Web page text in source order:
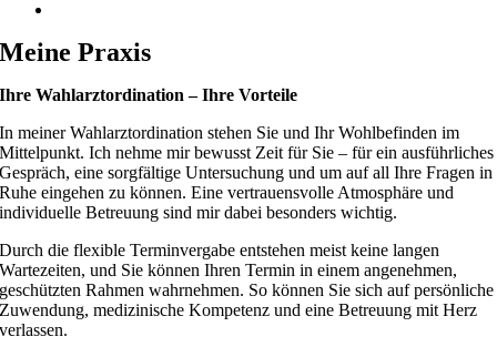
Meine Praxis
Ihre Wahlarztordination – Ihre Vorteile
In meiner Wahlarztordination stehen Sie und Ihr Wohlbefinden im
Mittelpunkt. Ich nehme mir bewusst Zeit für Sie – für ein ausführliches
Gespräch, eine sorgfältige Untersuchung und um auf all Ihre Fragen in
Ruhe eingehen zu können. Eine vertrauensvolle Atmosphäre und
individuelle Betreuung sind mir dabei besonders wichtig.
Durch die flexible Terminvergabe entstehen meist keine langen
Wartezeiten, und Sie können Ihren Termin in einem angenehmen,
geschützten Rahmen wahrnehmen. So können Sie sich auf persönliche
Zuwendung, medizinische Kompetenz und eine Betreuung mit Herz
verlassen.